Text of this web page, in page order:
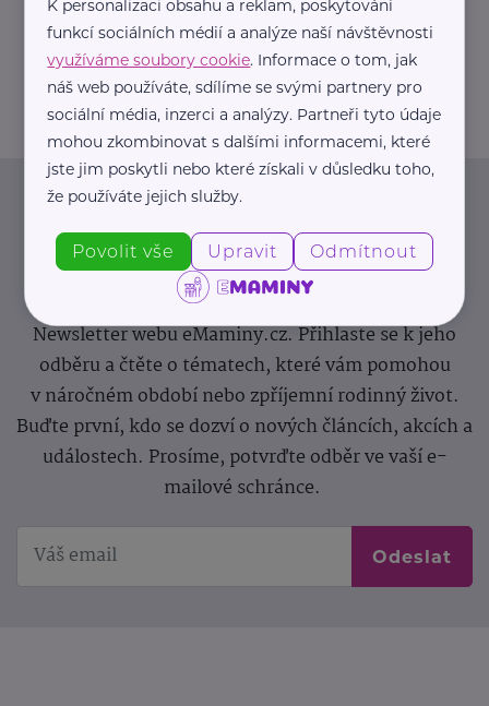
potreby.cz/
+420 777 151 911
info@zdravotnicke-potreby.cz
Newsletter
Pravidelný přísun novinek, inspirace na každý den,
podpora pro rodiče i sdílení zkušeností. Takový je
Newsletter webu eMaminy.cz. Přihlaste se k jeho
odběru a čtěte o tématech, které vám pomohou
v náročném období nebo zpříjemní rodinný život.
Buďte první, kdo se dozví o nových článcích, akcích a
událostech. Prosíme, potvrďte odběr ve vaší e-
mailové schránce.
Odeslat
K personalizaci obsahu a reklam, poskytování
funkcí sociálních médií a analýze naší návštěvnosti
využíváme soubory cookie. Informace o tom, jak
náš web používáte, sdílíme se svými partnery pro
sociální média, inzerci a analýzy. Partneři tyto údaje
mohou zkombinovat s dalšími informacemi, které
jste jim poskytli nebo které získali v důsledku toho,
že používáte jejich služby.
Povolit vše Upravit Odmítnout